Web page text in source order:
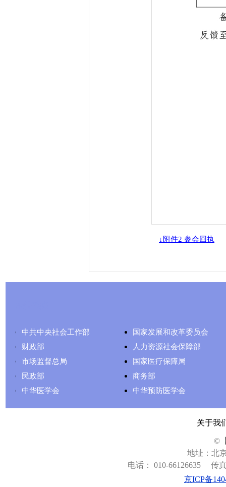
↓附件2 参会回执
中共中央社会工作部
国家发展和改革委员会
财政部
人力资源社会保障部
市场监督总局
国家医疗保障局
民政部
商务部
中华医学会
中华预防医学会
关于我
©
地址：北
电话： 010-66126635
传
京ICP备